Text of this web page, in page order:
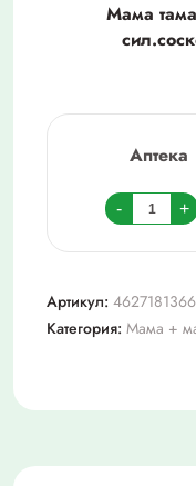
Мама
Аптека
-
товара
Мама
250
х1
+
Артикул:
Категория: Мама +